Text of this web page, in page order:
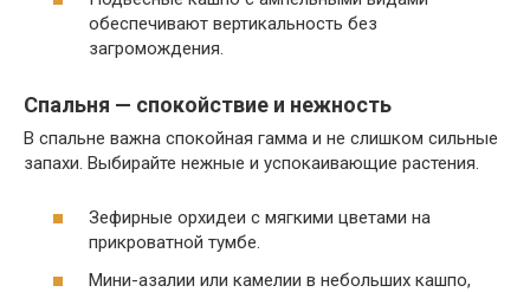
обеспечивают вертикальность без
загромождения.
Спальня — спокойствие и нежность
В спальне важна спокойная гамма и не слишком сильные
запахи. Выбирайте нежные и успокаивающие растения.
Зефирные орхидеи с мягкими цветами на
прикроватной тумбе.
Мини-азалии или камелии в небольших кашпо,